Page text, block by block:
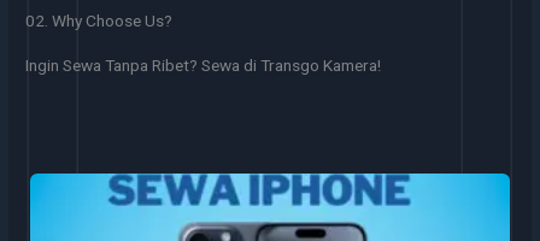
02. Why Choose Us?
Ingin Sewa Tanpa Ribet? Sewa di Transgo Kamera!